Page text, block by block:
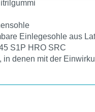
Einlegesohle aus
S1P HRO SRC
in denen mit der